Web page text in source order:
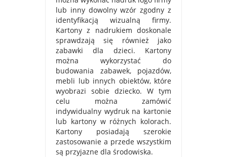
lub inny dowolny wzór zgodny z
identyfikacją wizualną firmy.
Kartony z nadrukiem doskonale
sprawdzają się również jako
zabawki dla dzieci. Kartony
można wykorzystać do
budowania zabawek, pojazdów,
mebli lub innych obiektów, które
wyobrazi sobie dziecko. W tym
celu można zamówić
indywidualny wydruk na kartonie
lub kartony w różnych kolorach.
Kartony posiadają szerokie
zastosowanie a przede wszystkim
są przyjazne dla środowiska.